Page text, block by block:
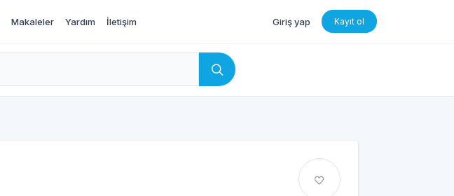
Giriş yap Kayıt ol
Makaleler Yardım İletişim